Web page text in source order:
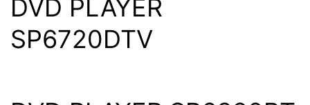
DVD PLAYER
SP6720DTV